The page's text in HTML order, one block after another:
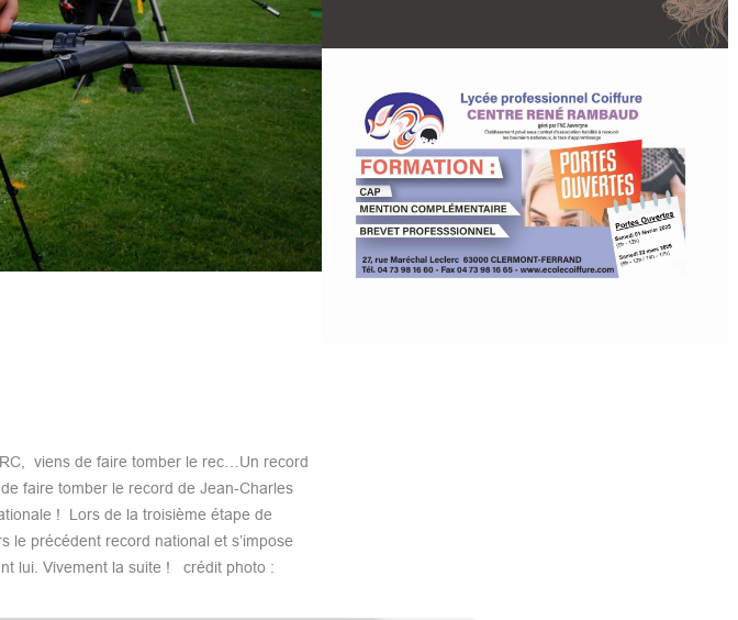
viens de faire tomber le rec…Un record
faire tomber le record de Jean-Charles
! Lors de la troisième étape de
le précédent record national et s’impose
lui. Vivement la suite ! crédit photo :